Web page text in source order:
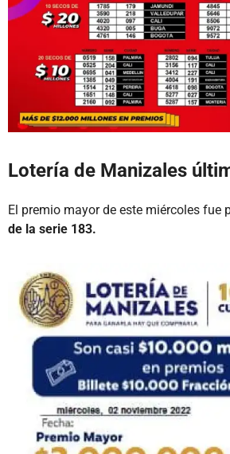
Lotería de Manizales
El premio mayor de este miércoles fue
de la serie 183.